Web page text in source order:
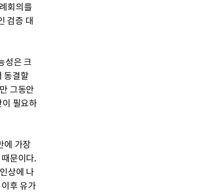
회의를
검증 대
성은 크
동결할
그동안
이 필요하
에 가장
문이다.
상에 나
후 유가